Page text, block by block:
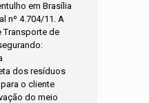
em Brasília
nº 4.704/11. A
Transporte de
dos resíduos
o cliente
do meio